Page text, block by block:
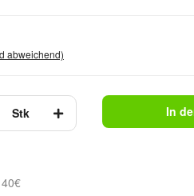
abweichend)
Stk In